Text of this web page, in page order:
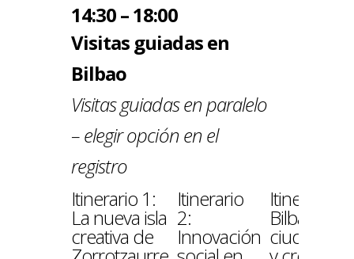
14:30 – 18:00
Visitas guiadas en
Bilbao
Visitas guiadas en paralelo
– elegir opción en el
registro
Itinerario 1:
La nueva isla
creativa de
Itinerario
2:
Innovación
Itinerario 3:
Bilbao, una
ciudad